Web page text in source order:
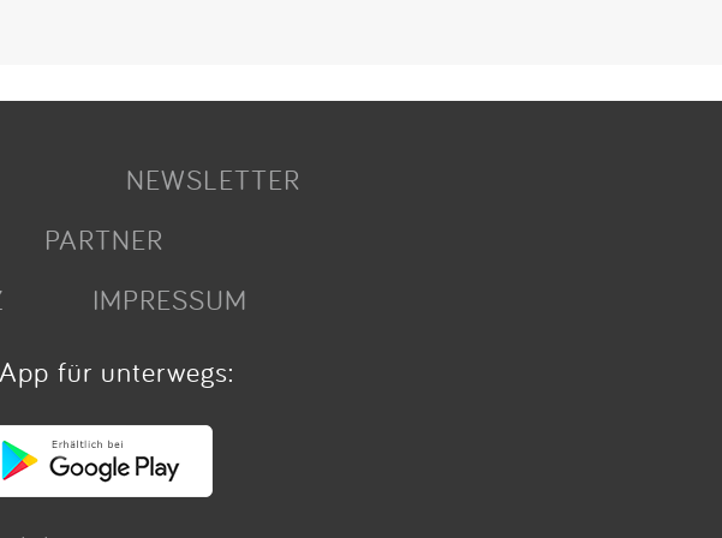
NEWSLETTER
PARTNER
IMPRESSUM
für unterwegs: